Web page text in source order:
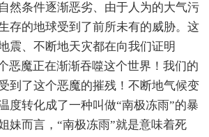
条件逐渐恶劣、由于人为的大气污
存的地球受到了前所未有的威胁。这
震、不断地天灾都在向我们证明
恶魔正在渐渐吞噬这个世界！我们的
了这个恶魔的摧残！不断地气候变
度转化成了一种叫做“南极冻雨”的暴
妹而言，“南极冻雨”就是意味着死